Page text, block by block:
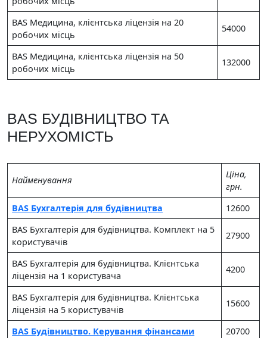
BAS Медицина, клієнтська ліцензія на 20
робочих місць
54000
BAS Медицина, клієнтська ліцензія на 50
робочих місць
132000
BAS БУДІВНИЦТВО ТА
НЕРУХОМІСТЬ
Найменування
Цiна,
грн.
BAS Бухгалтерія для будівництва
12600
BAS Бухгалтерія для будівництва. Комплект на 5
користувачів
27900
BAS Бухгалтерія для будівництва. Клієнтська
ліцензія на 1 користувача
4200
BAS Бухгалтерія для будівництва. Клієнтська
ліцензія на 5 користувачiв
15600
BAS Будівництво. Керування фінансами
20700